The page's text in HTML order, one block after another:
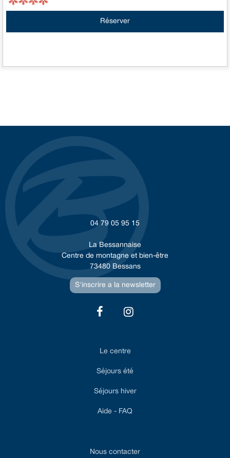
Réserver
04 79 05 95 15
La Bessannaise
Centre de montagne et bien-être
73480 Bessans
S'inscrire a la newsletter
Le centre
Séjours été
Séjours hiver
Aide - FAQ
Nous contacter